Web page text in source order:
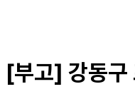
[부고] 강동구